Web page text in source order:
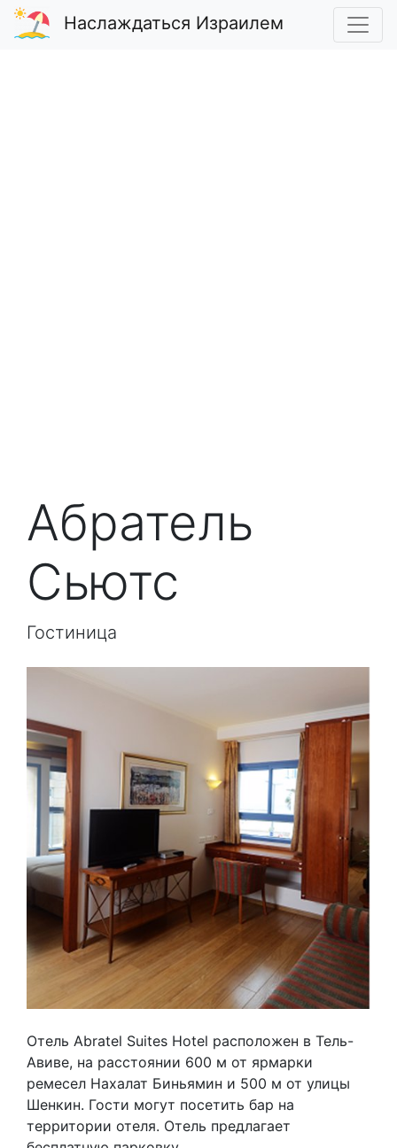
Наслаждаться Израилем
Абратель
Сьютс
Гостиница
Отель Abratel Suites Hotel расположен в Тель-
Авиве, на расстоянии 600 м от ярмарки
ремесел Нахалат Биньямин и 500 м от улицы
Шенкин. Гости могут посетить бар на
территории отеля. Отель предлагает